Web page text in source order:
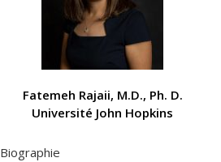
Fatemeh Rajaii, M.D., Ph. D.
Université John Hopkins
Biographie